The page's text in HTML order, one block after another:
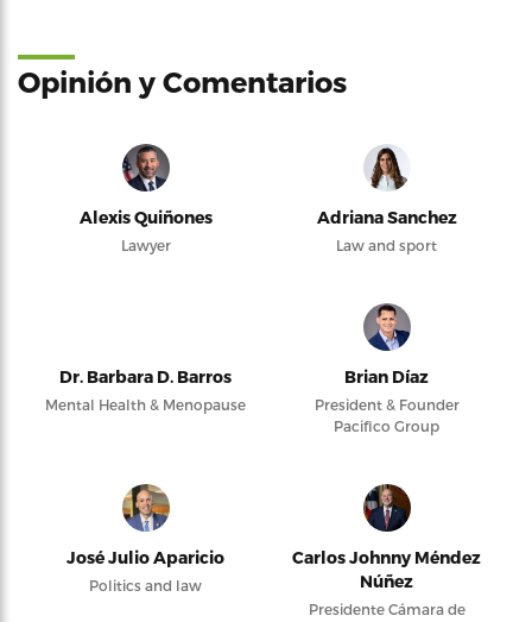
Opinión y Comentarios
Alexis Quiñones
Lawyer
Adriana Sanchez
Law and sport
Dr. Barbara D. Barros
Mental Health & Menopause
Brian Díaz
President & Founder
Pacifico Group
José Julio Aparicio
Politics and law
Carlos Johnny Méndez
Núñez
Presidente Cámara de